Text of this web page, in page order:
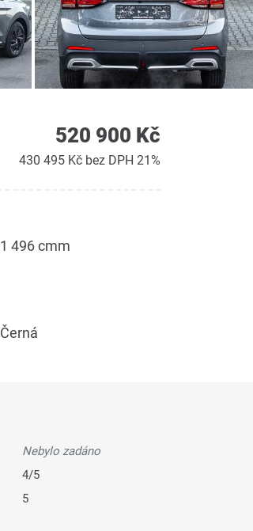
520 900 Kč
430 495 Kč bez DPH 21%
1 496 cmm
Černá
Nebylo zadáno
4/5
5